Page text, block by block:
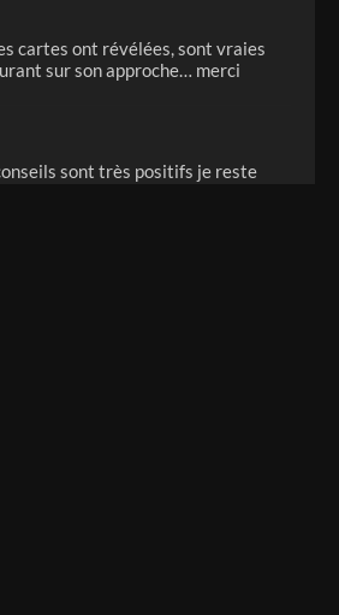
cartes ont révélées, sont vraies
sur son approche… merci
sont très positifs je reste
fait bientôt trois ans que je